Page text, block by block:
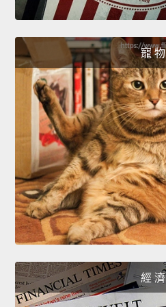
寵 物
經 濟